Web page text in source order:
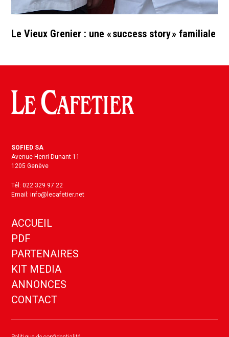
Le Vieux Grenier : une « success story » familiale
SOFIED SA
Avenue Henri-Dunant 11
1205 Genève
Tél: 022 329 97 22
Email: info@lecafetier.net
ACCUEIL
PDF
PARTENAIRES
KIT MEDIA
ANNONCES
CONTACT